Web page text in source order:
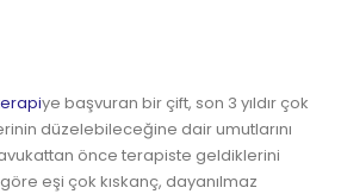
ye başvuran bir çift, son 3 yıldır çok
düzelebileceğine dair umutlarını
önce terapiste geldiklerini
eşi çok kıskanç, dayanılmaz